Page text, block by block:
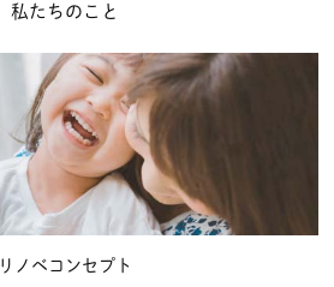
私たちのこと
リノベコンセプト